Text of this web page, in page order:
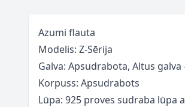
Azumi flauta
Modelis: Z-Sērija
Galva: Apsudrabota, Altus
Korpuss: Apsudrabots
Lūpa: 925 proves sudraba